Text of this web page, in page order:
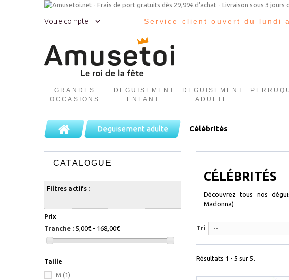
Votre compte Service client ouvert du lundi
GRANDES
OCCASIONS
DEGUISEMENT
ENFANT
DEGUISEMENT
ADULTE
Deguisement adulte Célébrités
CÉLÉBRITÉS
Découvrez tous nos
Madonna)
Tri --
Résultats 1 - 5 sur 5.
CATALOGUE
Filtres actifs :
Prix
Tranche : 5,00€ - 168,00€
Taille
M (1)